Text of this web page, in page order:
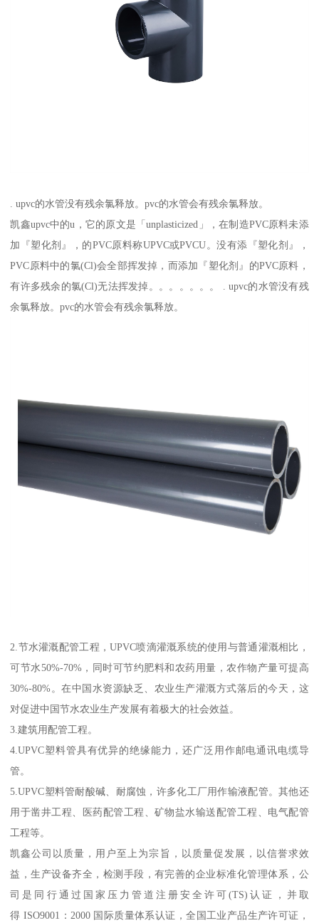
. upvc的水管没有残余氯释放。pvc的水管会有残余氯释放。
凯鑫upvc中的u，它的原文是「unplasticized」，在制造PVC原料未添
加『塑化剂』，的PVC原料称UPVC或PVCU。没有添『塑化剂』，
PVC原料中的氯(Cl)会全部挥发掉，而添加『塑化剂』的PVC原料，
有许多残余的氯(Cl)无法挥发掉。。。。。。。 . upvc的水管没有残
余氯释放。pvc的水管会有残余氯释放。
2.节水灌溉配管工程，UPVC喷滴灌溉系统的使用与普通灌溉相比，
可节水50%-70%，同时可节约肥料和农药用量，农作物产量可提高
30%-80%。在中国水资源缺乏、农业生产灌溉方式落后的今天，这
对促进中国节水农业生产发展有着极大的社会效益。
3.建筑用配管工程。
4.UPVC塑料管具有优异的绝缘能力，还广泛用作邮电通讯电缆导
管。
5.UPVC塑料管耐酸碱、耐腐蚀，许多化工厂用作输液配管。其他还
用于凿井工程、医药配管工程、矿物盐水输送配管工程、电气配管
工程等。
凯鑫公司以质量，用户至上为宗旨，以质量促发展，以信誉求效
益，生产设备齐全，检测手段，有完善的企业标准化管理体系，公
司是同行通过国家压力管道注册安全许可(TS)认证，并取
得 ISO9001：2000 国际质量体系认证，全国工业产品生产许可证，